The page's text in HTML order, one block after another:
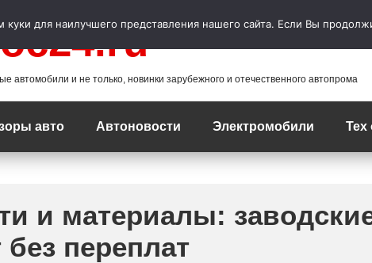
автомобили и не только, новинки зарубежного и отечественного автопрома
авто Автоновости Электромобили Тех
и материалы:
переплат
для наилучшего представления нашего сайта. Если Вы